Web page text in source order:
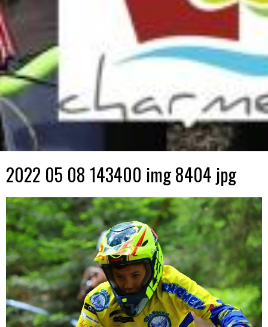
2022 05 08 143400 img 8404 jpg